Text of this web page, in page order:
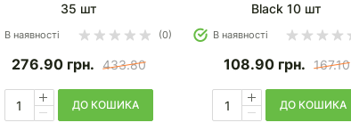
35 шт
В наявності (0)
276.90 грн. 433.80
ДО КОШИКА
Black 10 шт
В наявності
108.90 грн. 167.10
ДО КОШИКА